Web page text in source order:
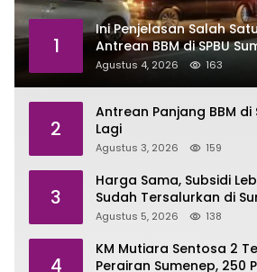
1
Ini Penjelasan Salah
Antrean BBM di SPBU
Agustus 4, 2026 163
2
Antrean Panjang BBM
Lagi
Agustus 3, 2026 159
3
Harga Sama, Subsidi
Sudah Tersalurkan di
Agustus 5, 2026 138
4
KM Mutiara Sentosa 2
Perairan Sumenep, 250